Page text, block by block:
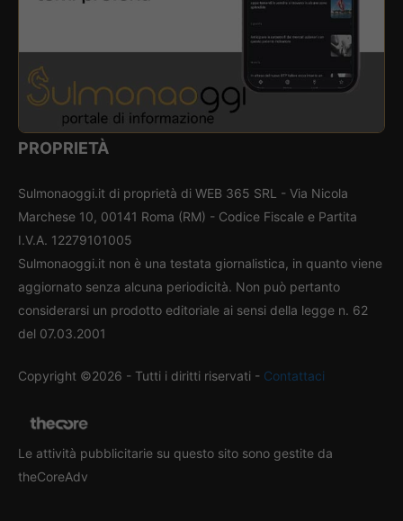
PROPRIETÀ
Sulmonaoggi.it di proprietà di WEB 365 SRL - Via Nicola
Marchese 10, 00141 Roma (RM) - Codice Fiscale e Partita
I.V.A. 12279101005
Sulmonaoggi.it non è una testata giornalistica, in quanto viene
aggiornato senza alcuna periodicità. Non può pertanto
considerarsi un prodotto editoriale ai sensi della legge n. 62
del 07.03.2001
Copyright ©2026 - Tutti i diritti riservati - Contattaci
Le attività pubblicitarie su questo sito sono gestite da
theCoreAdv